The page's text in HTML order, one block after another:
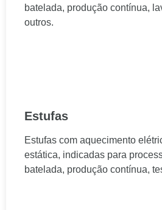
batelada, produção contínua,
outros.
Estufas
Estufas com aquecimento
estática, indicadas para
batelada, produção contínua,